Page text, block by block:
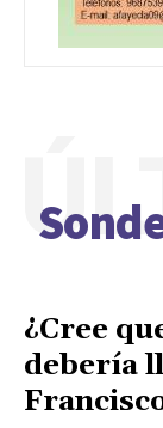
¿Cree
debería